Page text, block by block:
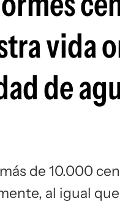
vida
de
de 10.000
al igual